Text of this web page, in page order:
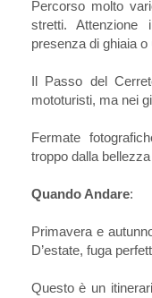
Percorso molto
stretti. Attenzione
presenza di ghiaia o
Il Passo del
mototuristi, ma nei
Fermate
troppo dalla
Quando Andare:
Primavera e
D’estate, fuga
Questo è un